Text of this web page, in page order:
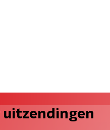
uitzendingen